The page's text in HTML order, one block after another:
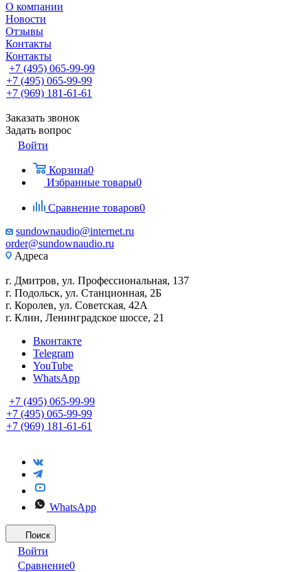
О компании
Новости
Отзывы
Контакты
Контакты
+7 (495) 065-99-99
+7 (495) 065-99-99
+7 (969) 181-61-61
Заказать звонок
Задать вопрос
Войти
Корзина0
Избранные товары0
Сравнение товаров0
sundownaudio@internet.ru
order@sundownaudio.ru
Адреса
г. Дмитров, ул. Профессиональная, 137
г. Подольск, ул. Станционная, 2Б
г. Королев, ул. Советская, 42А
г. Клин, Ленинградское шоссе, 21
Вконтакте
Telegram
YouTube
WhatsApp
+7 (495) 065-99-99
+7 (495) 065-99-99
+7 (969) 181-61-61
WhatsApp
Поиск
Войти
Сравнение0